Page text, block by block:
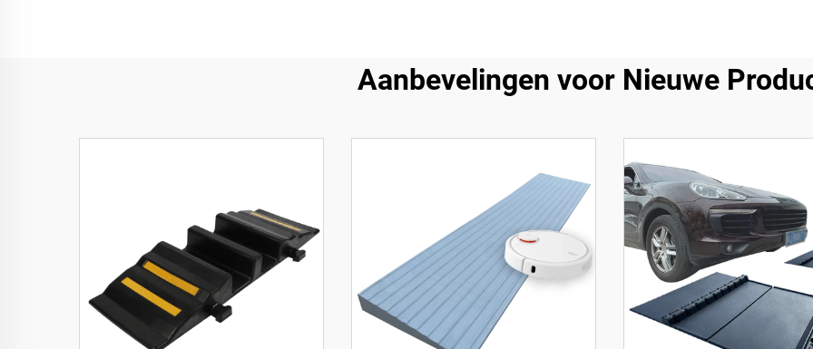
Aanbevelingen voor Nieuwe